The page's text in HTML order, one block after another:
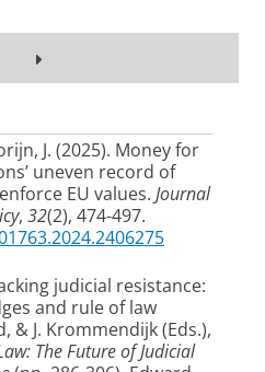
J. (2025). Money for
uneven record of
EU values. Journal
, 32(2), 474-497.
judicial resistance:
and rule of law
& J. Krommendijk (Eds.),
The Future of Judicial